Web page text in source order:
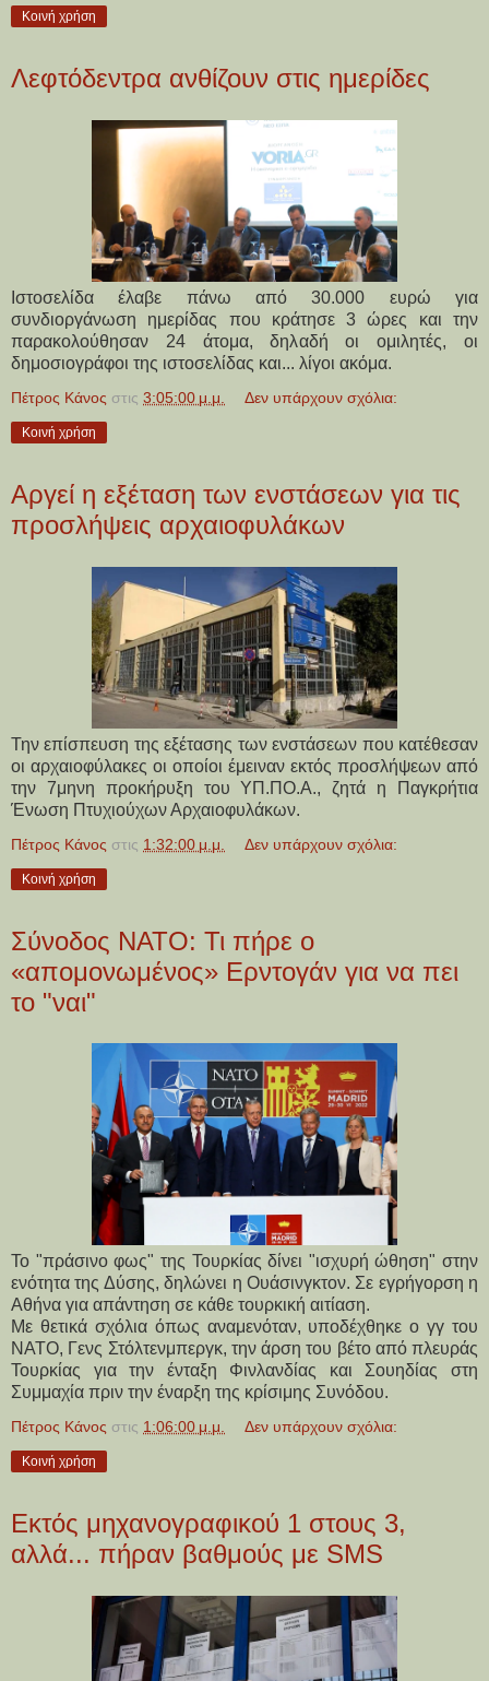
Κοινή χρήση
Λεφτόδεντρα ανθίζουν στις ημερίδες
Ιστοσελίδα έλαβε πάνω από 30.000 ευρώ για
συνδιοργάνωση ημερίδας που κράτησε 3 ώρες και την
παρακολούθησαν 24 άτομα, δηλαδή οι ομιλητές, οι
δημοσιογράφοι της ιστοσελίδας και... λίγοι ακόμα.
Πέτρος Κάνος στις 3:05:00 μ.μ. Δεν υπάρχουν σχόλια:
Κοινή χρήση
Αργεί η εξέταση των ενστάσεων για τις
προσλήψεις αρχαιοφυλάκων
Την επίσπευση της εξέτασης των ενστάσεων που κατέθεσαν
οι αρχαιοφύλακες οι οποίοι έμειναν εκτός προσλήψεων από
την 7μηνη προκήρυξη του ΥΠ.ΠΟ.Α., ζητά η Παγκρήτια
Ένωση Πτυχιούχων Αρχαιοφυλάκων.
Πέτρος Κάνος στις 1:32:00 μ.μ. Δεν υπάρχουν σχόλια:
Κοινή χρήση
Σύνοδος ΝΑΤΟ: Τι πήρε ο
«απομονωμένος» Ερντογάν για να πει
το "ναι"
Το "πράσινο φως" της Τουρκίας δίνει "ισχυρή ώθηση" στην
ενότητα της Δύσης, δηλώνει η Ουάσινγκτον. Σε εγρήγορση η
Αθήνα για απάντηση σε κάθε τουρκική αιτίαση.
Με θετικά σχόλια όπως αναμενόταν, υποδέχθηκε ο γγ του
ΝΑΤΟ, Γενς Στόλτενμπεργκ, την άρση του βέτο από πλευράς
Τουρκίας για την ένταξη Φινλανδίας και Σουηδίας στη
Συμμαχία πριν την έναρξη της κρίσιμης Συνόδου.
Πέτρος Κάνος στις 1:06:00 μ.μ. Δεν υπάρχουν σχόλια:
Κοινή χρήση
Εκτός μηχανογραφικού 1 στους 3,
αλλά... πήραν βαθμούς με SMS